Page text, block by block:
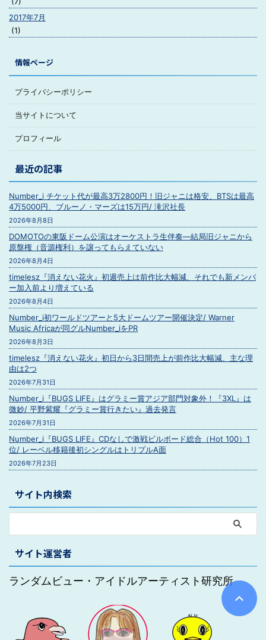
2017年7月
(1)
情報ページ
プライバシーポリシー
当サイトについて
プロフィール
最近の記事
Number_i チケット代が最高3万2800円！旧ジャニは格安、BTSは最高
4万5000円、ブルーノ・マーズは15万円/ 滝沢社長
2026年8月8日
DOMOTOの東阪ドーム公演はオーケストラ生伴奏―結局旧ジャニから
原盤権（音源権利）を譲ってもらえていない
2026年8月4日
timelesz『消えない花火』初週売上は前作比大幅減、それでも新メンバ
ー加入前より増えている
2026年8月4日
Number_i初ワールドツアーと5大ドームツアー開催決定/ Warner
Music Africaが同グルNumber_iをPR
2026年8月3日
timelesz『消えない花火』初日から3日間売上が前作比大幅減、主な理
由は2つ
2026年7月31日
Number_i『BUGS LIFE』はグラミー賞アジア部門対象外！『3XL』は
微妙/ 平野紫耀『グラミー賞行きたい』過去発言
2026年7月31日
Number_i『BUGS LIFE』CDなしで激戦ビルボード総合（Hot 100）1
位/ レーベル移籍後初シングルはトリプルA面
2026年7月23日
サイト内検索
サイト運営者
ランダムビュー・アイドルアーティスト研究所